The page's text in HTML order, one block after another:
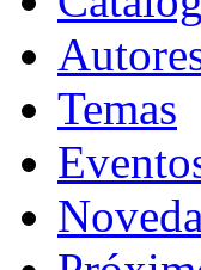
Temas